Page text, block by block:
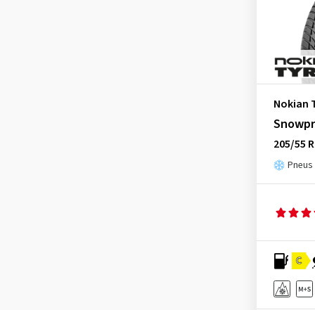
Nokian
205/55
C